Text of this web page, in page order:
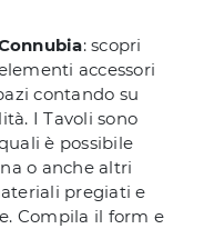
: scopri
accessori
contando su
I Tavoli sono
è possibile
o anche altri
pregiati e
Compila il form e